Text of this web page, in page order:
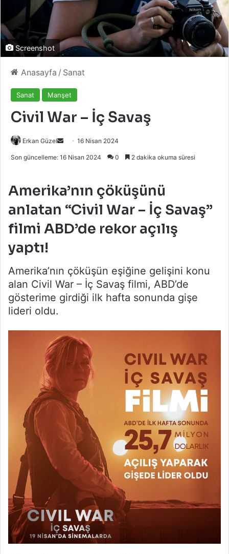
Screenshot
Anasayfa / Sanat
Sanat Manşet
Civil War – İç Savaş
Erkan Güzel
Bir
16 Nisan 2024
Son güncelleme: 16 Nisan 2024 0 2 dakika okuma süresi
Amerika’nın çöküşünü
anlatan “Civil War – İç Savaş”
filmi ABD’de rekor açılış
yaptı!
Amerika’nın çöküşün eşiğine gelişini konu
alan Civil War – İç Savaş filmi, ABD’de
gösterime girdiği ilk hafta sonunda gişe
lideri oldu.